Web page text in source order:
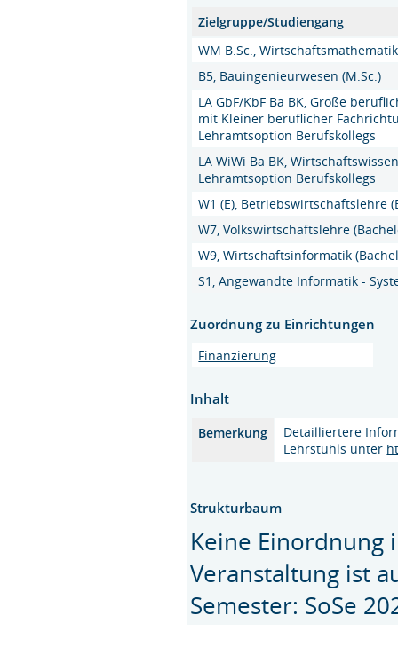
Zielgruppe/Studiengang
WM B.Sc.,
B5, Bauingenieurwesen (M.Sc.)
LA GbF/KbF Ba BK, Große
mit Kleiner beruflicher
Lehramtsoption Berufskollegs
LA WiWi Ba BK,
Lehramtsoption Berufskollegs
W1 (E), Betriebswirtschaftslehre
W7, Volkswirtschaftslehre
W9, Wirtschaftsinformatik
S1, Angewandte Informatik -
Zuordnung zu Einrichtungen
Finanzierung
Inhalt
Bemerkung
Detailliertere
Lehrstuhls unter
Strukturbaum
Keine Einordnung
Veranstaltung ist
Semester: SoSe